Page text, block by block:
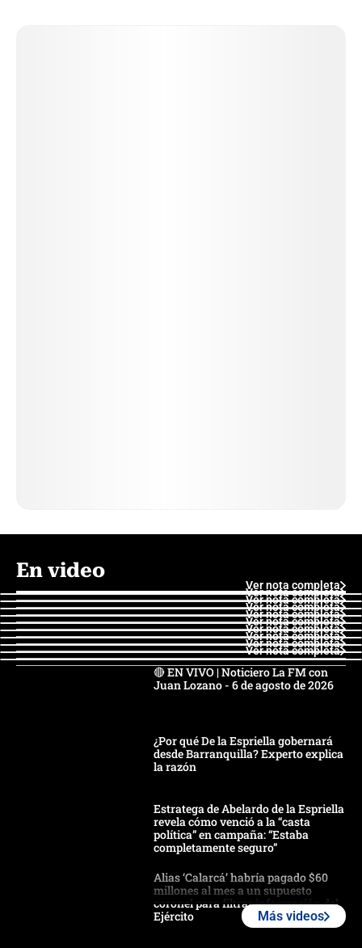
En video
Ver nota completa
Ver nota completa
Ver nota completa
Ver nota completa
Ver nota completa
Ver nota completa
Ver nota completa
Ver nota completa
Ver nota completa
Ver nota completa
🔴 EN VIVO | Noticiero La FM con
Juan Lozano - 6 de agosto de 2026
¿Por qué De la Espriella gobernará
desde Barranquilla? Experto explica
la razón
Estratega de Abelardo de la Espriella
revela cómo venció a la “casta
política” en campaña: “Estaba
completamente seguro”
Alias ‘Calarcá’ habría pagado $60
millones al mes a un supuesto
coronel para filtrar información del
Ejército
Más videos